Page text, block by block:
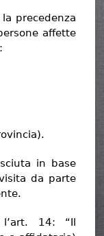
precedenza
affette
in base
da parte
14: “Il